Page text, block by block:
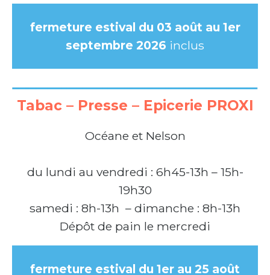
fermeture estival du 03 août au 1er
septembre 2026 inclus
Tabac – Presse – Epicerie PROXI
Océane et Nelson
du lundi au vendredi : 6h45-13h – 15h-
19h30
samedi : 8h-13h – dimanche : 8h-13h
Dépôt de pain le mercredi
fermeture estival du 1er au 25 août